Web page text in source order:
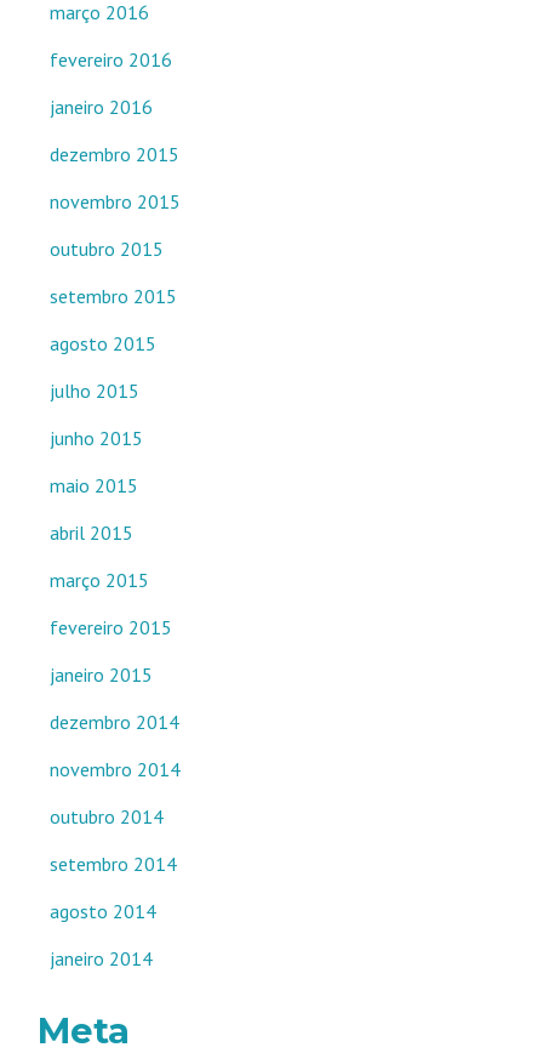
março 2016
fevereiro 2016
janeiro 2016
dezembro 2015
novembro 2015
outubro 2015
setembro 2015
agosto 2015
julho 2015
junho 2015
maio 2015
abril 2015
março 2015
fevereiro 2015
janeiro 2015
dezembro 2014
novembro 2014
outubro 2014
setembro 2014
agosto 2014
janeiro 2014
Meta